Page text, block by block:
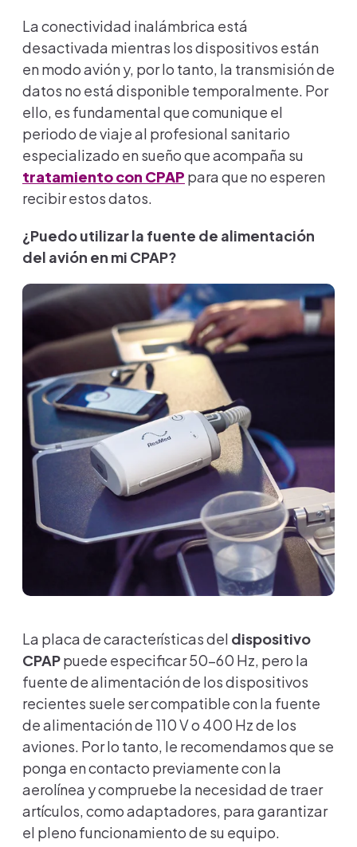
La conectividad inalámbrica está
desactivada mientras los dispositivos están
en modo avión y, por lo tanto, la transmisión de
datos no está disponible temporalmente. Por
ello, es fundamental que comunique el
periodo de viaje al profesional sanitario
especializado en sueño que acompaña su
tratamiento con CPAP para que no esperen
recibir estos datos.
¿Puedo utilizar la fuente de alimentación
del avión en mi CPAP?
La placa de características del dispositivo
CPAPpuede especificar 50-60 Hz, pero la
fuente de alimentación de los dispositivos
recientes suele ser compatible con la fuente
de alimentación de 110 V o 400 Hz de los
aviones. Por lo tanto, le recomendamos que se
ponga en contacto previamente con la
aerolínea y compruebe la necesidad de traer
artículos, como adaptadores, para garantizar
el pleno funcionamiento de su equipo.